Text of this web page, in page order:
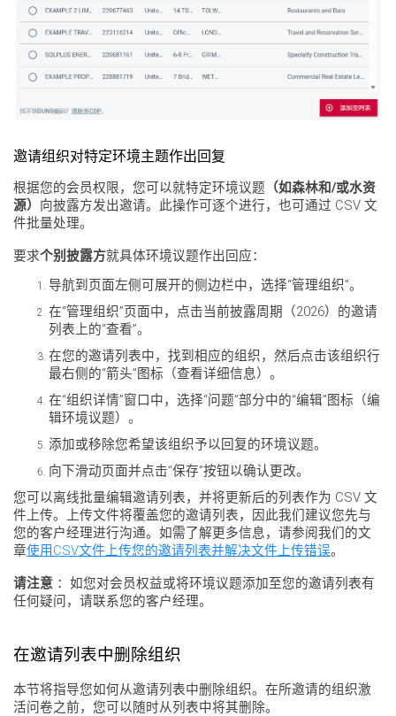
邀请组织对特定环境主题作出回复
根据您的会员权限，您可以就特定环境议题 （如森林和/或水资
源） 向披露方发出邀请。此操作可逐个进行，也可通过 CSV 文
件批量处理。
要求个别披露方就具体环境议题作出回应：
导航到页面左侧可展开的侧边栏中，选择“管理组织”。
在“管理组织”页面中，点击当前披露周期（2026）的邀请
列表上的“查看”。
在您的邀请列表中，找到相应的组织，然后点击该组织行
最右侧的“箭头”图标（查看详细信息）。
在“组织详情”窗口中，选择“问题”部分中的“编辑”图标（编
辑环境议题）。
添加或移除您希望该组织予以回复的环境议题。
向下滑动页面并点击“保存”按钮以确认更改。
您可以离线批量编辑邀请列表，并将更新后的列表作为 CSV 文
件上传。上传文件将覆盖您的邀请列表，因此我们建议您先与
您的客户经理进行沟通。如需了解更多信息，请参阅我们的文
章使用CSV文件上传您的邀请列表并解决文件上传错误。
请注意 ：如您对会员权益或将环境议题添加至您的邀请列表有
任何疑问，请联系您的客户经理。
在邀请列表中删除组织
本节将指导您如何从邀请列表中删除组织。在所邀请的组织激
活问卷之前，您可以随时从列表中将其删除。